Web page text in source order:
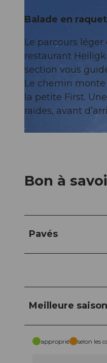
Balade en
Le parcours
restaurant
section vous
Le chemin
la petite First.
raides, avant
Bon à
Pavés
Meilleure saison
approprié selon les